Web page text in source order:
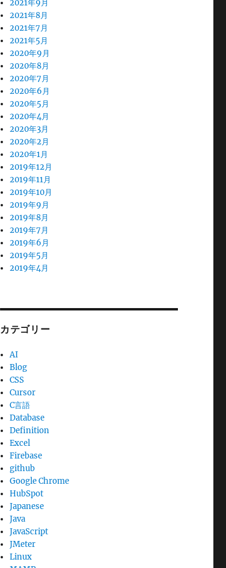
2021年9月
2021年8月
2021年7月
2021年5月
2020年9月
2020年8月
2020年7月
2020年6月
2020年5月
2020年4月
2020年3月
2020年2月
2020年1月
2019年12月
2019年11月
2019年10月
2019年9月
2019年8月
2019年7月
2019年6月
2019年5月
2019年4月
カテゴリー
AI
Blog
CSS
Cursor
C言語
Database
Definition
Excel
Firebase
github
Google Chrome
HubSpot
Japanese
Java
JavaScript
JMeter
Linux